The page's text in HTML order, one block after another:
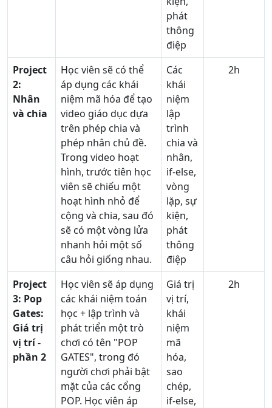
phát
thông
điệp
Project
2:
Nhân
và chia
Học viên sẽ có thể
áp dụng các khái
niệm mã hóa để tạo
video giáo dục dựa
trên phép chia và
phép nhân chủ đề.
Trong video hoạt
hình, trước tiên học
viên sẽ chiếu một
hoạt hình nhỏ để
cộng và chia, sau đó
sẽ có một vòng lửa
nhanh hỏi một số
câu hỏi giống nhau.
Các
khái
niệm
lập
trình
chia và
nhân,
if-else,
vòng
lặp, sự
kiện,
phát
thông
điệp
2h
Project
3: Pop
Gates:
Giá trị
vị trí -
phần 2
Học viên sẽ áp dụng
các khái niệm toán
học + lập trình và
phát triển một trò
chơi có tên "POP
GATES", trong đó
người chơi phải bật
mặt của các cổng
POP. Học viên áp
Giá trị
vị trí,
khái
niệm
mã
hóa,
sao
chép,
if-else,
2h